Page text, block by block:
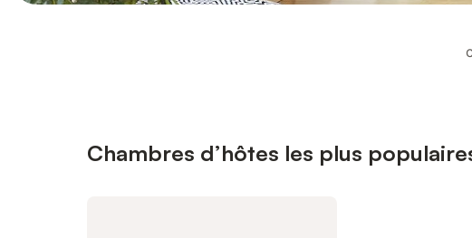
Chambres d’hôtes les plus